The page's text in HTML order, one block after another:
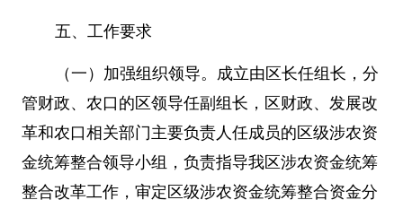
五、工作要求
（一）加强组织领导。成立由区长任组长，分
管财政、农口的区领导任副组长，区财政、发展改
革和农口相关部门主要负责人任成员的区级涉农资
金统筹整合领导小组，负责指导我区涉农资金统筹
整合改革工作，审定区级涉农资金统筹整合资金分